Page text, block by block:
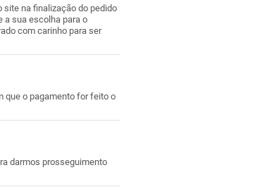
na finalização do pedido
a sua escolha para o
com carinho para ser
que o pagamento for feito o
darmos prosseguimento